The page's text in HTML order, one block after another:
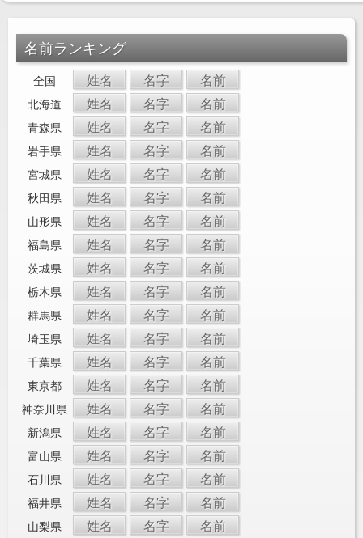
名前ランキング
全国 姓名 名字 名前
北海道 姓名 名字 名前
青森県 姓名 名字 名前
岩手県 姓名 名字 名前
宮城県 姓名 名字 名前
秋田県 姓名 名字 名前
山形県 姓名 名字 名前
福島県 姓名 名字 名前
茨城県 姓名 名字 名前
栃木県 姓名 名字 名前
群馬県 姓名 名字 名前
埼玉県 姓名 名字 名前
千葉県 姓名 名字 名前
東京都 姓名 名字 名前
神奈川県 姓名 名字 名前
新潟県 姓名 名字 名前
富山県 姓名 名字 名前
石川県 姓名 名字 名前
福井県 姓名 名字 名前
山梨県 姓名 名字 名前